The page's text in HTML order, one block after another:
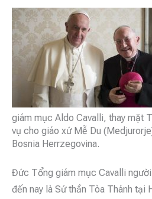
giám mục Aldo Cavalli, thay mặt
vụ cho giáo xứ Mễ Du
Bosnia Herrzegovina.
Đức Tổng giám mục Cavalli
đến nay là Sứ thần Tòa Thánh tại